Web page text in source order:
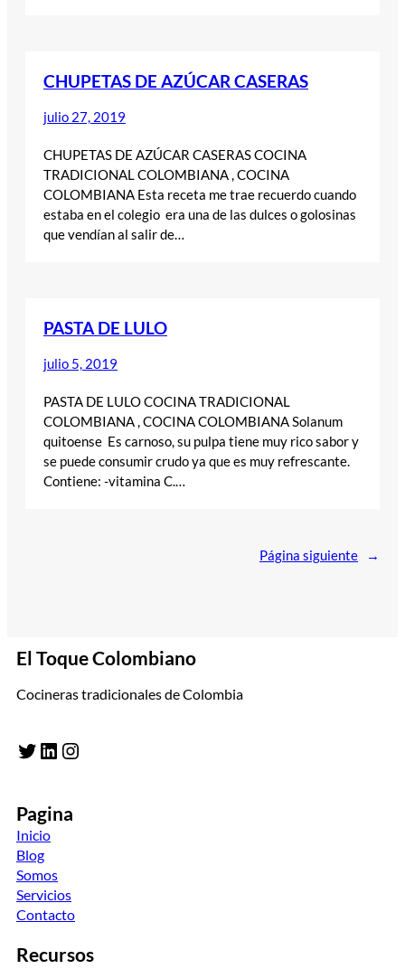
CHUPETAS DE AZÚCAR CASERAS
julio 27, 2019
CHUPETAS DE AZÚCAR CASERAS COCINA
TRADICIONAL COLOMBIANA , COCINA
COLOMBIANA Esta receta me trae recuerdo cuando
estaba en el colegio era una de las dulces o golosinas
que vendían al salir de…
PASTA DE LULO
julio 5, 2019
PASTA DE LULO COCINA TRADICIONAL
COLOMBIANA , COCINA COLOMBIANA Solanum
quitoense Es carnoso, su pulpa tiene muy rico sabor y
se puede consumir crudo ya que es muy refrescante.
Contiene: -vitamina C.…
Página siguiente →
El Toque Colombiano
Cocineras tradicionales de Colombia
Twitter LinkedIn Instagram
Pagina
Inicio
Blog
Somos
Servicios
Contacto
Recursos